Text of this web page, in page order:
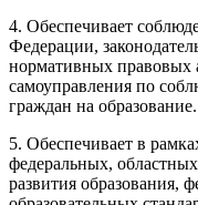
4. Обеспечивает
Федерации,
нормативных правовых
самоуправления по
граждан на образование.
5. Обеспечивает в
федеральных,
развития образования,